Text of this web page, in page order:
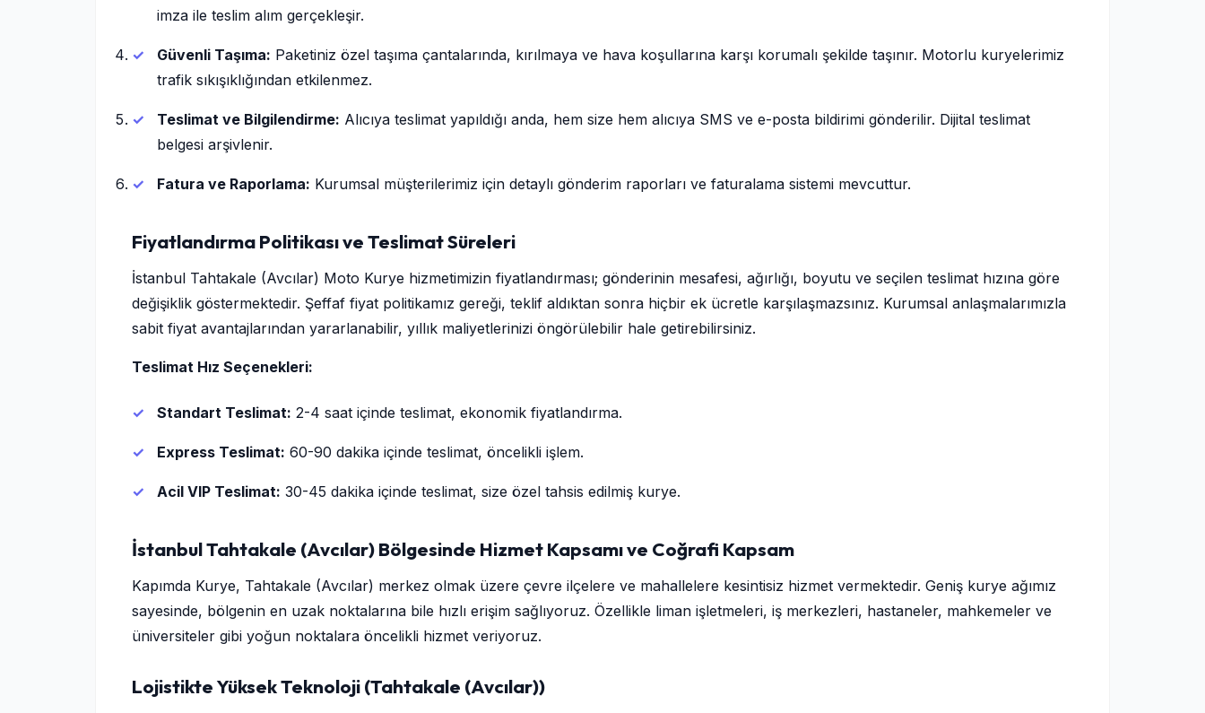
imza ile teslim alım gerçekleşir.
Güvenli Taşıma: Paketiniz özel taşıma çantalarında, kırılmaya ve hava koşullarına karşı korumalı şekilde taşınır. Motorlu kuryelerimiz
trafik sıkışıklığından etkilenmez.
Teslimat ve Bilgilendirme: Alıcıya teslimat yapıldığı anda, hem size hem alıcıya SMS ve e-posta bildirimi gönderilir. Dijital teslimat
belgesi arşivlenir.
Fatura ve Raporlama: Kurumsal müşterilerimiz için detaylı gönderim raporları ve faturalama sistemi mevcuttur.
Fiyatlandırma Politikası ve Teslimat Süreleri
İstanbul Tahtakale (Avcılar) Moto Kurye hizmetimizin fiyatlandırması; gönderinin mesafesi, ağırlığı, boyutu ve seçilen teslimat hızına göre
değişiklik göstermektedir. Şeffaf fiyat politikamız gereği, teklif aldıktan sonra hiçbir ek ücretle karşılaşmazsınız. Kurumsal anlaşmalarımızla
sabit fiyat avantajlarından yararlanabilir, yıllık maliyetlerinizi öngörülebilir hale getirebilirsiniz.
Teslimat Hız Seçenekleri:
Standart Teslimat: 2-4 saat içinde teslimat, ekonomik fiyatlandırma.
Express Teslimat: 60-90 dakika içinde teslimat, öncelikli işlem.
Acil VIP Teslimat: 30-45 dakika içinde teslimat, size özel tahsis edilmiş kurye.
İstanbul Tahtakale (Avcılar) Bölgesinde Hizmet Kapsamı ve Coğrafi Kapsam
Kapımda Kurye, Tahtakale (Avcılar) merkez olmak üzere çevre ilçelere ve mahallelere kesintisiz hizmet vermektedir. Geniş kurye ağımız
sayesinde, bölgenin en uzak noktalarına bile hızlı erişim sağlıyoruz. Özellikle liman işletmeleri, iş merkezleri, hastaneler, mahkemeler ve
üniversiteler gibi yoğun noktalara öncelikli hizmet veriyoruz.
Lojistikte Yüksek Teknoloji (Tahtakale (Avcılar))